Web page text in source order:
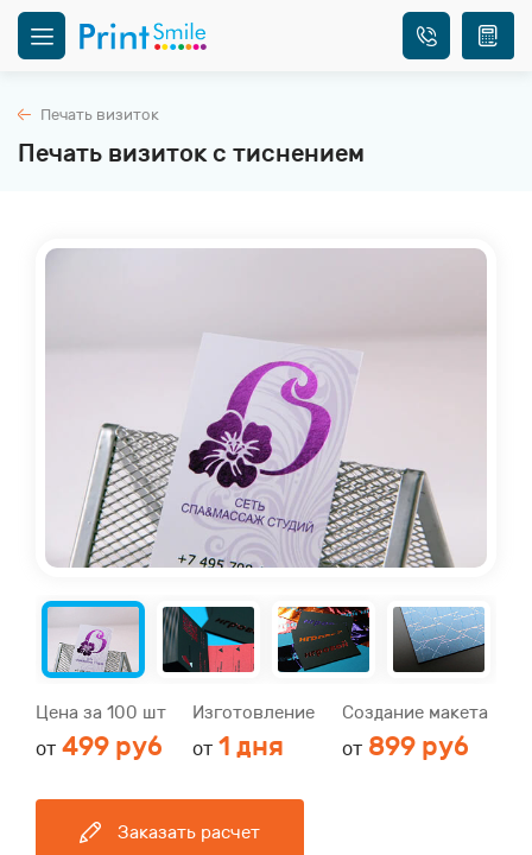
Печать визиток
Печать визиток с тиснением
Цена за 100 шт
от 499 руб
Изготовление
от 1 дня
Создание макета
от899 руб
Заказать расчет